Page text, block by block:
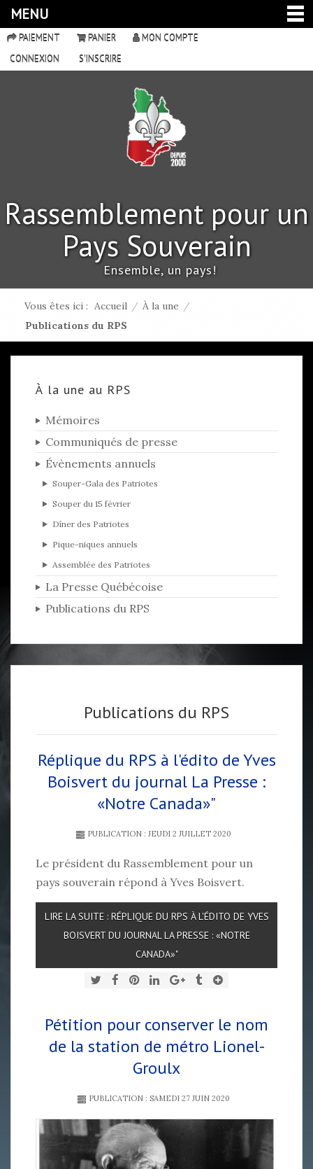
MENU
PAIEMENT PANIER
MON COMPTE
CONNEXION
S'INSCRIRE
Rassemblement pour un
Pays Souverain
Ensemble, un pays!
Vous êtes ici : Accueil / À la une /
Publications du RPS
À la une au RPS
Mémoires
Communiqués de presse
Évènements annuels
Souper-Gala des Patriotes
Souper du 15 février
Dîner des Patriotes
Pique-niques annuels
Assemblée des Patriotes
La Presse Québécoise
Publications du RPS
Publications du RPS
Réplique du RPS à l'édito de Yves
Boisvert du journal La Presse :
«Notre Canada»"
PUBLICATION : JEUDI 2 JUILLET 2020
Le président du Rassemblement pour un
pays souverain répond à Yves Boisvert.
LIRE LA SUITE : RÉPLIQUE DU RPS À L'ÉDITO DE YVES
BOISVERT DU JOURNAL LA PRESSE : «NOTRE
CANADA»"
Pétition pour conserver le nom
de la station de métro Lionel-
Groulx
PUBLICATION : SAMEDI 27 JUIN 2020